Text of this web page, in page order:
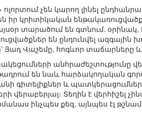
չեն կարող լինել
իր կրիտիկական
տարածում են գտնում.
են ընդունվել ազգային
Վաշեմը, հոգևոր տաճարները և
են նաև հարձակողական
գիտելիքներ և
վերաբերյալ։ Տեղին է վերհիշել
ինչպես քեզ, այնպես էլ